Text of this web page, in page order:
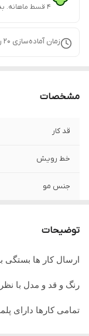
۴ قسط ماهانه. بدون سود، چک و ضامن.
زمان آماده‌سازی 20
مشخصات
قد کار
خط رویش
جنس مو
توضیحات
ارسال کار ها بستگی به اندازه کار از
رنگ و قد و مدل با
تمامی کارها دارای